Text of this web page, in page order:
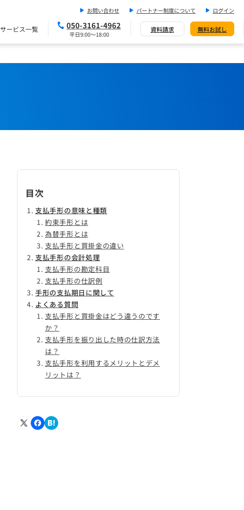
お問い合わせ パートナー制度について ログイン
サービス一覧 050-3161-4962
平日9:00～18:00
資料請求 無料お試し
目次
支払手形の意味と種類
約束手形とは
為替手形とは
支払手形と買掛金の違い
支払手形の会計処理
支払手形の勘定科目
支払手形の仕訳例
手形の支払期日に関して
よくある質問
支払手形と買掛金はどう違うのです
か？
支払手形を振り出した時の仕訳方法
は？
支払手形を利用するメリットとデメ
リットは？